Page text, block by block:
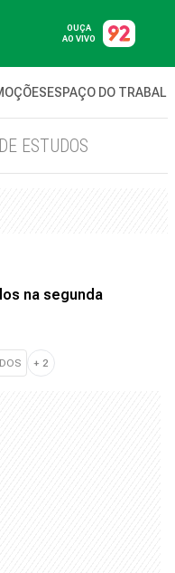
OUÇA
AO VIVO
ESPAÇO DO
ESTUDOS
na segunda
+ 2